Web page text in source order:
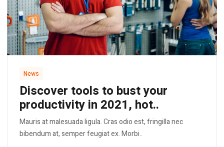
News
Discover tools to bust your
productivity in 2021, hot..
Mauris at malesuada ligula. Cras odio est, fringilla nec
bibendum at, semper feugiat ex. Morbi..